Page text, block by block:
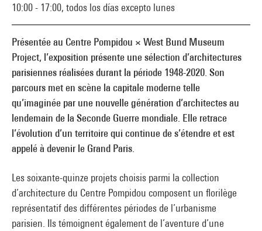
Présentée au Centre Pompidou × West Bund Museum
Project, l’exposition présente une sélection d’architectures
parisiennes réalisées durant la période 1948-2020. Son
parcours met en scène la capitale moderne telle
qu’imaginée par une nouvelle génération d’architectes au
lendemain de la Seconde Guerre mondiale. Elle retrace
l’évolution d’un territoire qui continue de s’étendre et est
appelé à devenir le Grand Paris.
Les soixante-quinze projets choisis parmi la collection
d’architecture du Centre Pompidou composent un florilège
représentatif des différentes périodes de l’urbanisme
parisien. Ils témoignent également de l’aventure d’une
10:00 - 17:00, todos los días excepto lunes